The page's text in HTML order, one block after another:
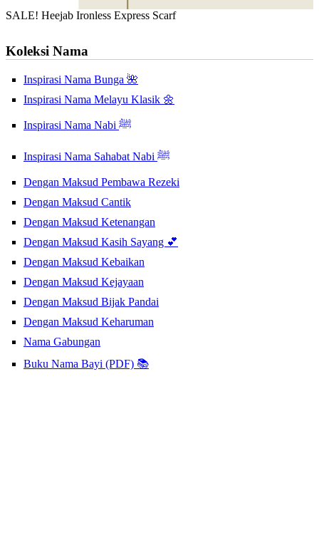
SALE! Heejab Ironless Express Scarf
Koleksi Nama
Inspirasi Nama Bunga 🌺
Inspirasi Nama Melayu Klasik 🌼
Inspirasi Nama Nabi ﷺ
Inspirasi Nama Sahabat Nabi ﷺ
Dengan Maksud Pembawa Rezeki
Dengan Maksud Cantik
Dengan Maksud Ketenangan
Dengan Maksud Kasih Sayang 💕
Dengan Maksud Kebaikan
Dengan Maksud Kejayaan
Dengan Maksud Bijak Pandai
Dengan Maksud Keharuman
Nama Gabungan
Buku Nama Bayi (PDF) 📚